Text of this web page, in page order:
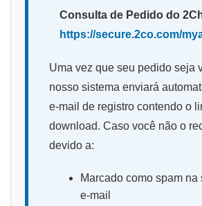
Consulta de Pedido do
https://secure.2co.com/
Uma vez que seu pedido seja
nosso sistema enviará
e-mail de registro contendo o
download. Caso você não o
devido a:
Marcado como spam na
e-mail